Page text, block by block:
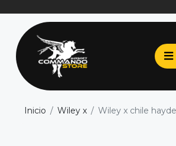
Inicio Wiley x Wiley x chile